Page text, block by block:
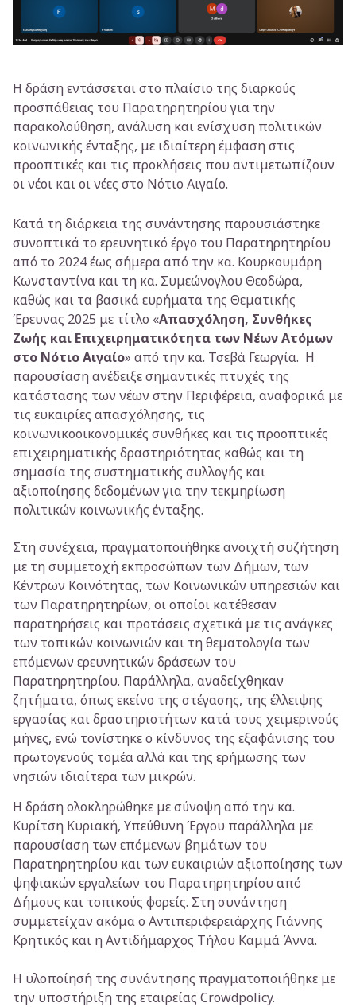
Η δράση εντάσσεται στο πλαίσιο της διαρκούς
προσπάθειας του Παρατηρητηρίου για την
παρακολούθηση, ανάλυση και ενίσχυση πολιτικών
κοινωνικής ένταξης, με ιδιαίτερη έμφαση στις
προοπτικές και τις προκλήσεις που αντιμετωπίζουν
οι νέοι και οι νέες στο Νότιο Αιγαίο.
Κατά τη διάρκεια της συνάντησης παρουσιάστηκε
συνοπτικά το ερευνητικό έργο του Παρατηρητηρίου
από το 2024 έως σήμερα από την κα. Κουρκουμάρη
Κωνσταντίνα και τη κα. Συμεώνογλου Θεοδώρα,
καθώς και τα βασικά ευρήματα της Θεματικής
Έρευνας 2025 με τίτλο «Απασχόληση, Συνθήκες
Ζωής και Επιχειρηματικότητα των Νέων Ατόμων
στο Νότιο Αιγαίο» από την κα. Τσεβά Γεωργία. Η
παρουσίαση ανέδειξε σημαντικές πτυχές της
κατάστασης των νέων στην Περιφέρεια, αναφορικά με
τις ευκαιρίες απασχόλησης, τις
κοινωνικοοικονομικές συνθήκες και τις προοπτικές
επιχειρηματικής δραστηριότητας καθώς και τη
σημασία της συστηματικής συλλογής και
αξιοποίησης δεδομένων για την τεκμηρίωση
πολιτικών κοινωνικής ένταξης.
Στη συνέχεια, πραγματοποιήθηκε ανοιχτή συζήτηση
με τη συμμετοχή εκπροσώπων των Δήμων, των
Κέντρων Κοινότητας, των Κοινωνικών υπηρεσιών και
των Παρατηρητηρίων, οι οποίοι κατέθεσαν
παρατηρήσεις και προτάσεις σχετικά με τις ανάγκες
των τοπικών κοινωνιών και τη θεματολογία των
επόμενων ερευνητικών δράσεων του
Παρατηρητηρίου. Παράλληλα, αναδείχθηκαν
ζητήματα, όπως εκείνο της στέγασης, της έλλειψης
εργασίας και δραστηριοτήτων κατά τους χειμερινούς
μήνες, ενώ τονίστηκε ο κίνδυνος της εξαφάνισης του
πρωτογενούς τομέα αλλά και της ερήμωσης των
νησιών ιδιαίτερα των μικρών.
Η δράση ολοκληρώθηκε με σύνοψη από την κα.
Κυρίτση Κυριακή, Υπεύθυνη Έργου παράλληλα με
παρουσίαση των επόμενων βημάτων του
Παρατηρητηρίου και των ευκαιριών αξιοποίησης των
ψηφιακών εργαλείων του Παρατηρητηρίου από
Δήμους και τοπικούς φορείς. Στη συνάντηση
συμμετείχαν ακόμα ο Αντιπεριφερειάρχης Γιάννης
Κρητικός και η Αντιδήμαρχος Τήλου Καμμά Άννα.
Η υλοποίησή της συνάντησης πραγματοποιήθηκε με
την υποστήριξη της εταιρείας Crowdpolicy.